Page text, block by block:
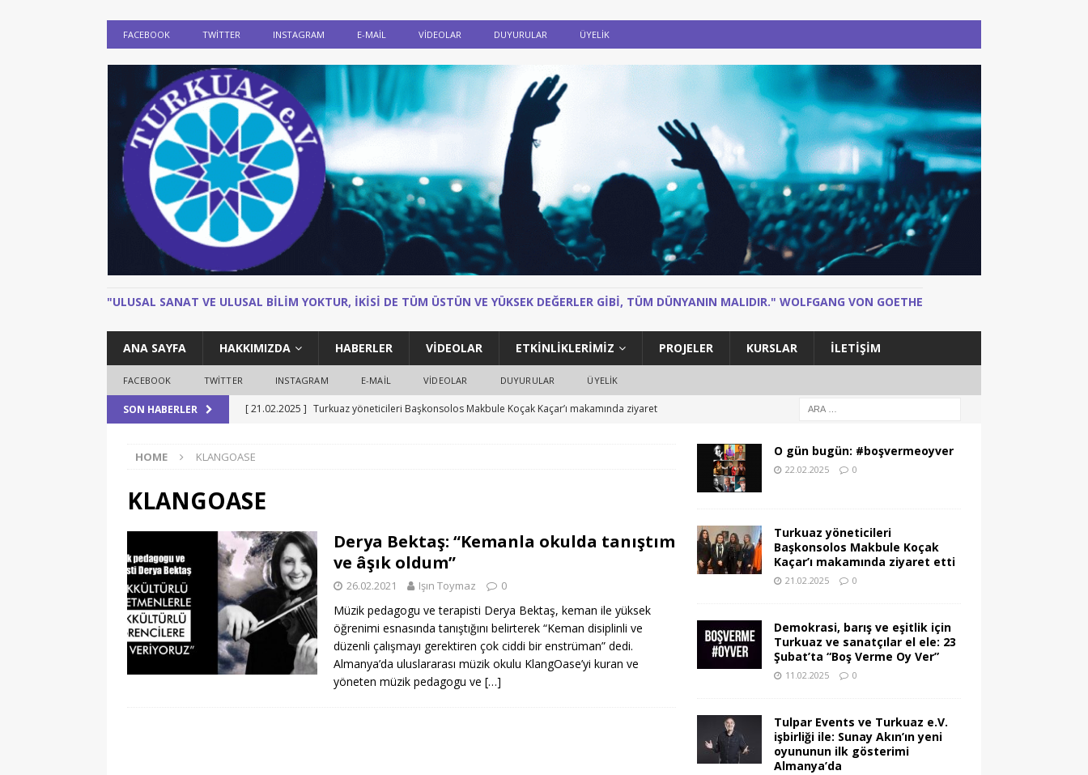
FACEBOOK TWITTER INSTAGRAM E-MAIL VIDEOLAR DUYURULAR ÜYELİK
"ULUSAL SANAT VE ULUSAL BILIM YOKTUR, IKISI DE TÜM ÜSTÜN VE YÜKSEK DEĞERLER GIBI, TÜM DÜNYANIN MALIDIR." WOLFGANG VON GOETHE
ANA SAYFA HAKKIMIZDA HABERLER VIDEOLAR ETKİNLİKLERİMİZ PROJELER KURSLAR İLETIŞIM
FACEBOOK TWITTER INSTAGRAM E-MAIL VIDEOLAR DUYURULAR ÜYELİK
SON HABERLER [ 21.02.2025 ] Turkuaz yöneticileri Başkonsolos Makbule Koçak Kaçar’ı makamında ziyaret
[ 11.02.2025 ]
Verme Oy Ver”
gösterimi Almanya’da
HABERLER
[ 02.01.2025 ] Hanau ırkçı saldırısı ve adalet: Spor ve siyaset dünyasından örnek dayanışma
HABERLER
[ 22.02.2025 ] O gün bugün: #boşvermeoyver HABERLER
HOME KLANGOASE
KLANGOASE
Derya Bektaş: “Kemanla okulda tanıştım
ve âşık oldum”
26.02.2021 Işın Toymaz 0
Müzik pedagogu ve terapisti Derya Bektaş, keman ile yüksek
öğrenimi esnasında tanıştığını belirterek “Keman disiplinli ve
düzenli çalışmayı gerektiren çok ciddi bir enstrüman” dedi.
Almanya’da uluslararası müzik okulu KlangOase’yi kuran ve
yöneten müzik pedagogu ve […]
O gün bugün: #boşvermeoyver
22.02.2025 0
Turkuaz yöneticileri
Başkonsolos Makbule Koçak
Kaçar’ı makamında ziyaret etti
21.02.2025 0
Demokrasi, barış ve eşitlik için
Turkuaz ve sanatçılar el ele: 23
Şubat’ta “Boş Verme Oy Ver”
11.02.2025 0
Tulpar Events ve Turkuaz e.V.
işbirliği ile: Sunay Akın’ın yeni
oyununun ilk gösterimi
Almanya’da